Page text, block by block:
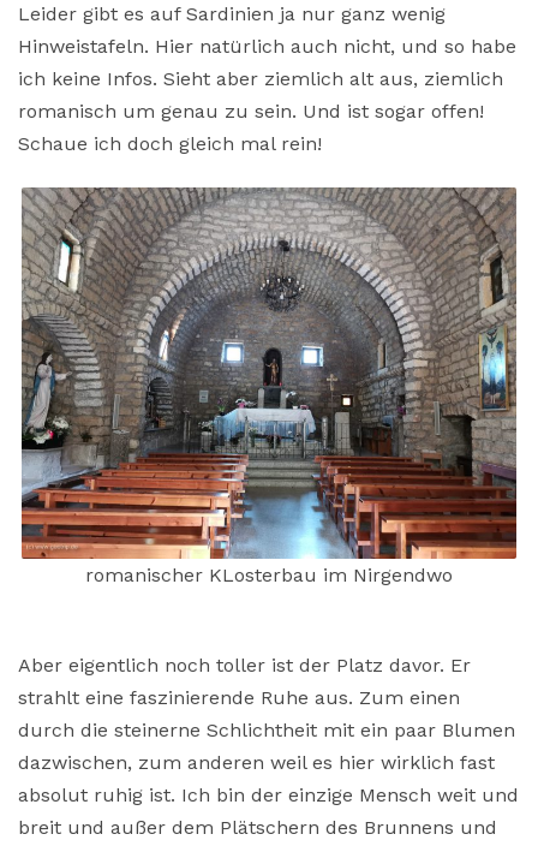
Leider gibt es auf Sardinien ja nur ganz wenig
Hinweistafeln. Hier natürlich auch nicht, und so habe
ich keine Infos. Sieht aber ziemlich alt aus, ziemlich
romanisch um genau zu sein. Und ist sogar offen!
Schaue ich doch gleich mal rein!
romanischer KLosterbau im Nirgendwo
Aber eigentlich noch toller ist der Platz davor. Er
strahlt eine faszinierende Ruhe aus. Zum einen
durch die steinerne Schlichtheit mit ein paar Blumen
dazwischen, zum anderen weil es hier wirklich fast
absolut ruhig ist. Ich bin der einzige Mensch weit und
breit und außer dem Plätschern des Brunnens und